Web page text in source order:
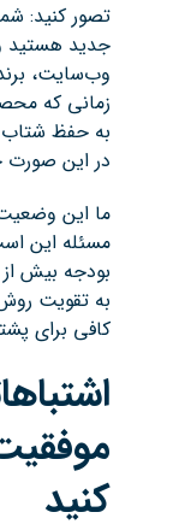
تصور کنید:
جدید هستید و
وب‌سایت،
زمانی که
به حفظ شتاب
در این صورت
ما این وضعیت
مسئله این
بودجه بیش
به تقویت
کافی برای
کنید